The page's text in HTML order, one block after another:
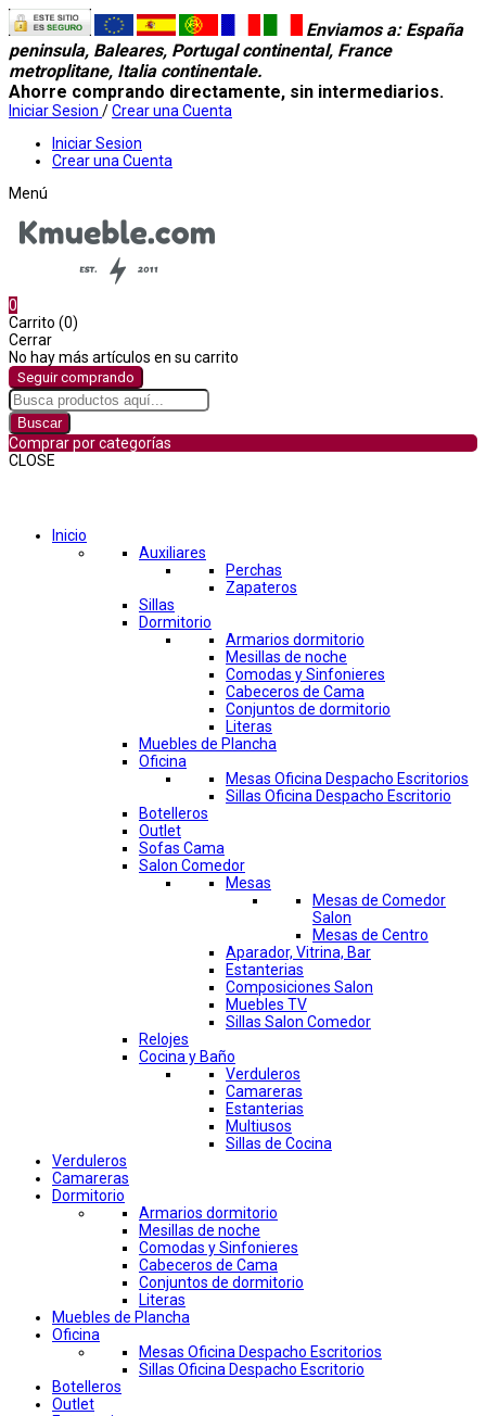
Enviamos a: España
peninsula, Baleares, Portugal continental, France
metroplitane, Italia continentale.
Ahorre comprando directamente, sin intermediarios.
Iniciar Sesion /Crear una Cuenta
Iniciar Sesion
Crear una Cuenta
Menú
0
Carrito (0)
Cerrar
No hay más artículos en su carrito
Seguir comprando
Buscar
Comprar por categorías
CLOSE
Inicio
Auxiliares
Perchas
Zapateros
Sillas
Dormitorio
Armarios dormitorio
Mesillas de noche
Comodas y Sinfonieres
Cabeceros de Cama
Conjuntos de dormitorio
Literas
Muebles de Plancha
Oficina
Mesas Oficina Despacho Escritorios
Sillas Oficina Despacho Escritorio
Botelleros
Outlet
Sofas Cama
Salon Comedor
Mesas
Mesas de Comedor
Salon
Mesas de Centro
Aparador, Vitrina, Bar
Estanterias
Composiciones Salon
Muebles TV
Sillas Salon Comedor
Relojes
Cocina y Baño
Verduleros
Camareras
Estanterias
Multiusos
Sillas de Cocina
Verduleros
Camareras
Dormitorio
Armarios dormitorio
Mesillas de noche
Comodas y Sinfonieres
Cabeceros de Cama
Conjuntos de dormitorio
Literas
Muebles de Plancha
Oficina
Mesas Oficina Despacho Escritorios
Sillas Oficina Despacho Escritorio
Botelleros
Outlet